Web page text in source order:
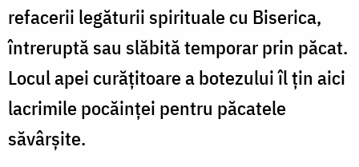
refacerii legăturii spirituale cu Biserica,
întreruptă sau slăbită temporar prin păcat.
Locul apei curăţitoare a botezului îl ţin aici
lacrimile pocăinţei pentru păcatele
săvârşite.